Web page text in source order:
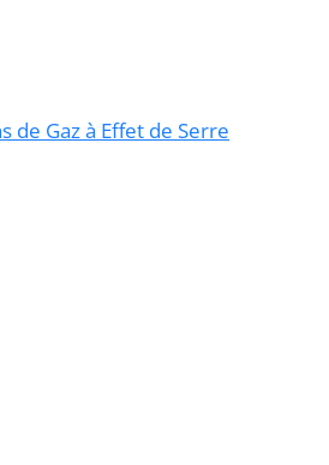
de Gaz à Effet de Serre